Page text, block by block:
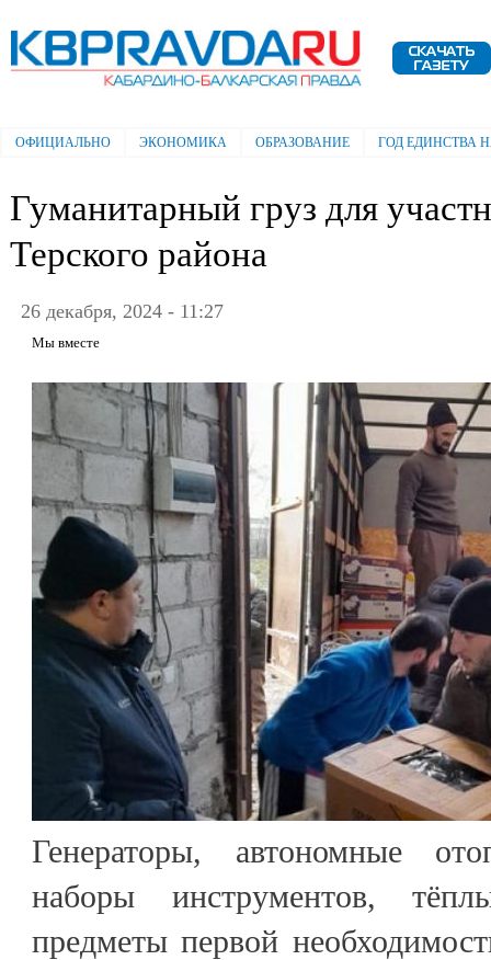
Электронная газета "Кабардино-
Балкарская правда"
Главное меню
ОФИЦИАЛЬНО ЭКОНОМИКА ОБРАЗОВАНИЕ ГОД ЕДИНСТВА
Гуманитарный груз для
Терского района
26 декабря, 2024 - 11:27
Мы вместе
Генераторы, автономные
наборы инструментов,
предметы первой